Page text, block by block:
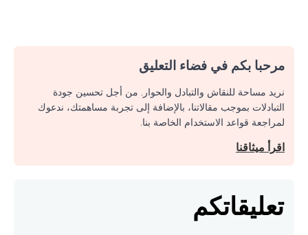
مرحبا بكم في فضاء التعليق
نريد مساحة للنقاش والتبادل والحوار. من أجل تحسين جودة
التبادلات بموجب مقالاتنا، بالإضافة إلى تجربة مساهمتك، ندعوك
لمراجعة قواعد الاستخدام الخاصة بنا.
اقرأ ميثاقنا
تعليقاتكم